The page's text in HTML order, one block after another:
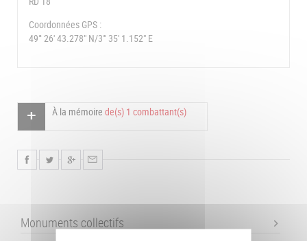
Coordonnées GPS :
49° 26' 43.278" N/3° 35' 1.152" E
À la mémoire de(s) 1 combattant(s)
Monuments collectifs